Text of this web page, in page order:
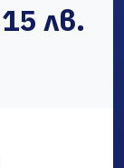
лв.